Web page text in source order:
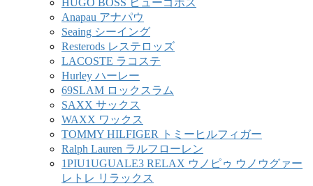
HUGO BOSS ヒューゴボス
Anapau アナパウ
Seaing シーイング
Resterods レステロッズ
LACOSTE ラコステ
Hurley ハーレー
69SLAM ロックスラム
SAXX サックス
WAXX ワックス
TOMMY HILFIGER トミーヒルフィガー
Ralph Lauren ラルフローレン
1PIU1UGUALE3 RELAX ウノピゥ ウノウグァー
レトレ リラックス